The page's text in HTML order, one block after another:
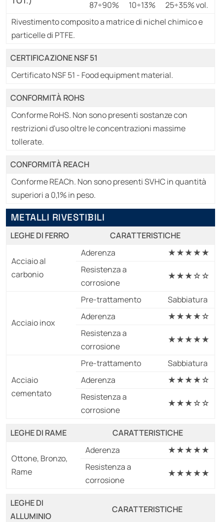
87÷90% 10÷13%
25÷35% vol.
Rivestimento composito a matrice di nichel chimico e
particelle di PTFE.
CERTIFICAZIONE NSF 51
Certificato NSF 51 - Food equipment material.
CONFORMITÀ ROHS
Conforme RoHS. Non sono presenti sostanze con
restrizioni d'uso oltre le concentrazioni massime
tollerate.
CONFORMITÀ REACH
Conforme REACh. Non sono presenti SVHC in quantità
superiori a 0,1% in peso.
METALLI RIVESTIBILI
LEGHE DI FERRO CARATTERISTICHE
Acciaio al
carbonio
Aderenza
★★★★★
Resistenza a
corrosione
★★★☆☆
Acciaio inox
Pre-trattamento
Sabbiatura
Aderenza
★★★★☆
Resistenza a
corrosione
★★★★★
Acciaio
cementato
Pre-trattamento
Sabbiatura
Aderenza
★★★★☆
Resistenza a
corrosione
★★★☆☆
LEGHE DI RAME CARATTERISTICHE
Ottone, Bronzo,
Rame
Aderenza
★★★★★
Resistenza a
corrosione
★★★★★
LEGHE DI
ALLUMINIO
CARATTERISTICHE